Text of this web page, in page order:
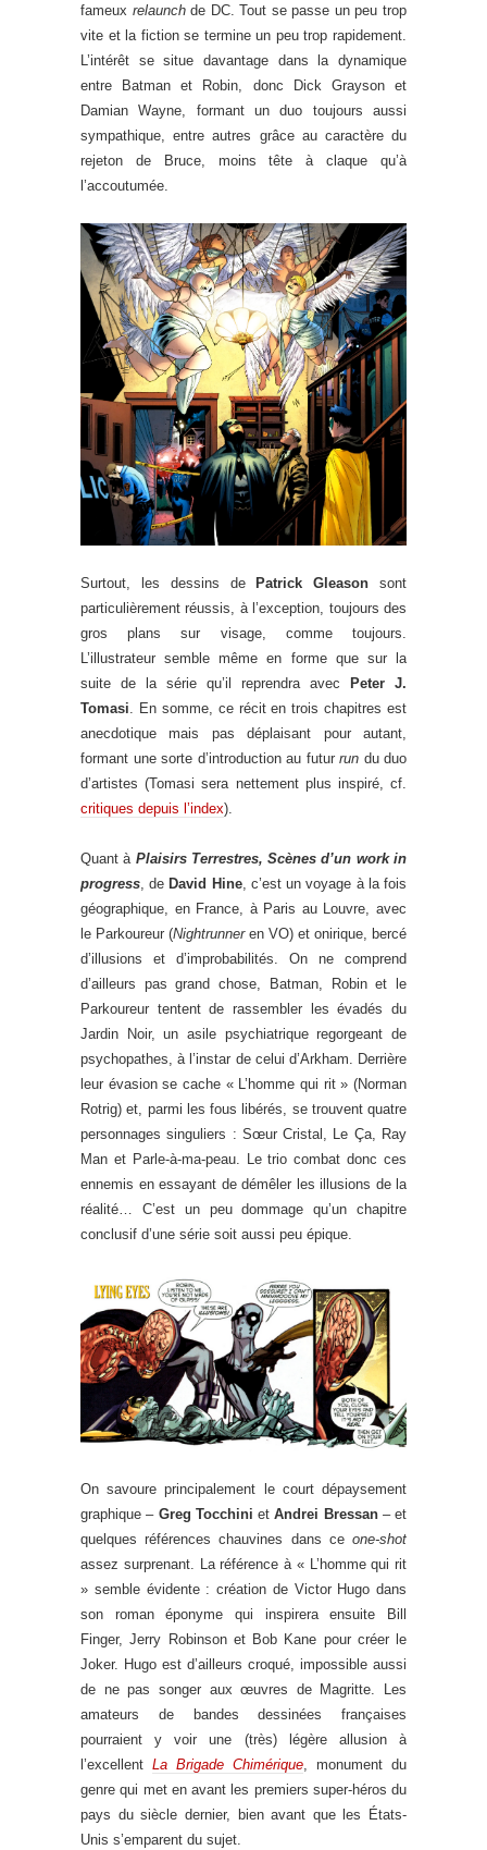
fameux relaunchde DC. Tout se passe un peu trop
vite et la fiction se termine un peu trop rapidement.
L’intérêt se situe davantage dans la dynamique
entre Batman et Robin, donc Dick Grayson et
Damian Wayne, formant un duo toujours aussi
sympathique, entre autres grâce au caractère du
rejeton de Bruce, moins tête à claque qu’à
l’accoutumée.
Surtout, les dessins de Patrick Gleason sont
particulièrement réussis, à l’exception, toujours des
gros plans sur visage, comme toujours.
L’illustrateur semble même en forme que sur la
suite de la série qu’il reprendra avec
Peter J.
Tomasi . En somme, ce récit en trois chapitres est
anecdotique mais pas déplaisant pour autant,
formant une sorte d’introduction au futur run du duo
d’artistes (Tomasi sera nettement plus inspiré, cf.
critiques depuis l’index).
Quant à Plaisirs Terrestres, Scènes d’un work in
progress , de David Hine, c’est un voyage à la fois
géographique, en France, à Paris au Louvre, avec
le Parkoureur (Nightrunneren VO) et onirique, bercé
d’illusions et d’improbabilités. On ne comprend
d’ailleurs pas grand chose, Batman, Robin et le
Parkoureur tentent de rassembler les évadés du
Jardin Noir, un asile psychiatrique regorgeant de
psychopathes, à l’instar de celui d’Arkham. Derrière
leur évasion se cache « L’homme qui rit » (Norman
Rotrig) et, parmi les fous libérés, se trouvent quatre
personnages singuliers : Sœur Cristal, Le Ça, Ray
Man et Parle-à-ma-peau. Le trio combat donc ces
ennemis en essayant de démêler les illusions de la
réalité… C’est un peu dommage qu’un chapitre
conclusif d’une série soit aussi peu épique.
On savoure principalement le court dépaysement
graphique – Greg Tocchini etAndrei Bressan– et
quelques références chauvines dans ce one-shot
assez surprenant. La référence à « L’homme qui rit
» semble évidente : création de Victor Hugo dans
son roman éponyme qui inspirera ensuite Bill
Finger, Jerry Robinson et Bob Kane pour créer le
Joker. Hugo est d’ailleurs croqué, impossible aussi
de ne pas songer aux œuvres de Magritte. Les
amateurs de bandes dessinées françaises
pourraient y voir une (très) légère allusion à
l’excellent La Brigade Chimérique, monument du
genre qui met en avant les premiers super-héros du
pays du siècle dernier, bien avant que les États-
Unis s’emparent du sujet.